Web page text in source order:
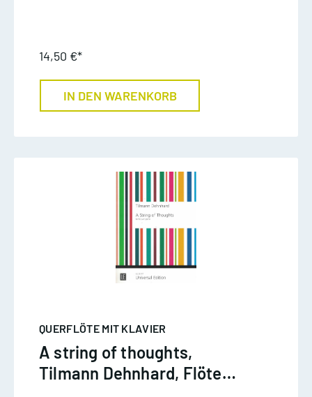
14,50 €*
IN DEN WARENKORB
QUERFLÖTE MIT KLAVIER
A string of thoughts,
Tilmann Dehnhard, Flöte